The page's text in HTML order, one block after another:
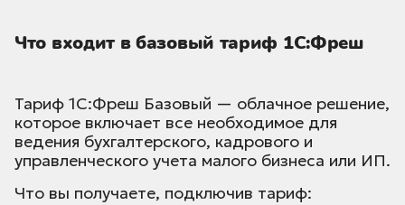
Что входит в базовый тариф 1С:Фреш
Тариф 1С:Фреш Базовый — облачное решение,
которое включает все необходимое для
ведения бухгалтерского, кадрового и
управленческого учета малого бизнеса или ИП.
Что вы получаете, подключив тариф: